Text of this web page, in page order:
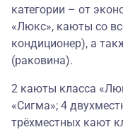
категории – от
«Люкс», каюты со
кондиционер), а
(раковина).
2 каюты класса
«Сигма»; 4
трёхместных кают